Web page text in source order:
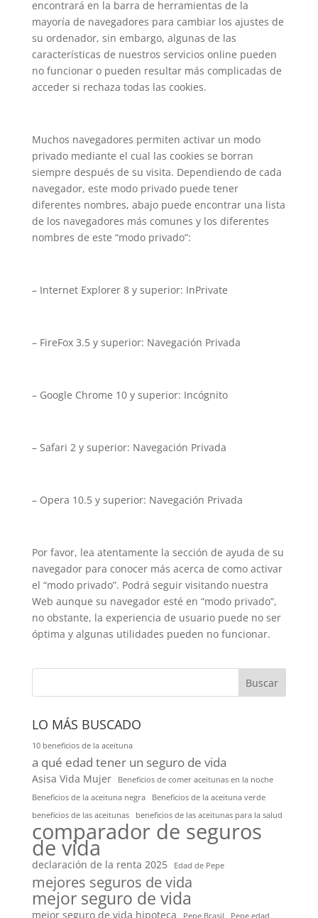
encontrará en la barra de herramientas de la
mayoría de navegadores para cambiar los ajustes de
su ordenador, sin embargo, algunas de las
características de nuestros servicios online pueden
no funcionar o pueden resultar más complicadas de
acceder si rechaza todas las cookies.
Muchos navegadores permiten activar un modo
privado mediante el cual las cookies se borran
siempre después de su visita. Dependiendo de cada
navegador, este modo privado puede tener
diferentes nombres, abajo puede encontrar una lista
de los navegadores más comunes y los diferentes
nombres de este “modo privado”:
– Internet Explorer 8 y superior: InPrivate
– FireFox 3.5 y superior: Navegación Privada
– Google Chrome 10 y superior: Incógnito
– Safari 2 y superior: Navegación Privada
– Opera 10.5 y superior: Navegación Privada
Por favor, lea atentamente la sección de ayuda de su
navegador para conocer más acerca de como activar
el “modo privado”. Podrá seguir visitando nuestra
Web aunque su navegador esté en “modo privado”,
no obstante, la experiencia de usuario puede no ser
óptima y algunas utilidades pueden no funcionar.
Buscar
LO MÁS BUSCADO
10 beneficios de la aceituna
a qué edad tener un seguro de vida
Asisa Vida Mujer
Beneficios de comer aceitunas en la noche
Beneficios de la aceituna negra
Beneficios de la aceituna verde
beneficios de las aceitunas
beneficios de las aceitunas para la salud
comparador de seguros
de vida
declaración de la renta 2025 Edad de Pepe
mejores seguros de vida
mejor seguro de vida
mejor seguro de vida hipoteca Pepe Brasil Pepe edad